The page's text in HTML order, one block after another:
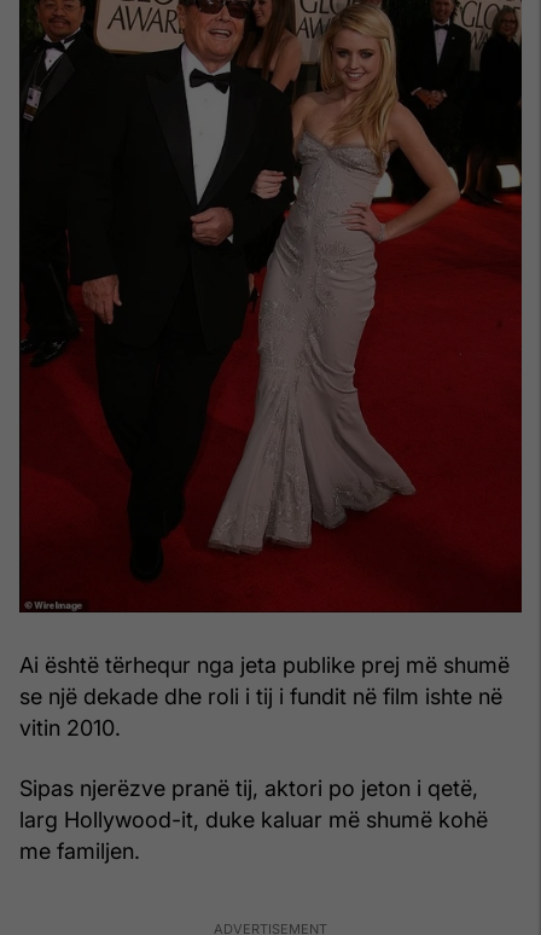
Ai është tërhequr nga jeta publike prej më shumë
se një dekade dhe roli i tij i fundit në film ishte në
vitin 2010.
Sipas njerëzve pranë tij, aktori po jeton i qetë,
larg Hollywood-it, duke kaluar më shumë kohë
me familjen.